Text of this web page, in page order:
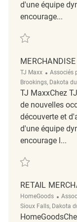
d'une équipe
encourage...
Sauvegarder
TJ Maxx Catégorie
Associés
Brookings, Dakota
TJ MaxxChez
de nouvelles
découverte et
d'une équipe
encourage l...
Sauvegarder
RETAIL
HomeGoods
Sioux Falls, Dakota